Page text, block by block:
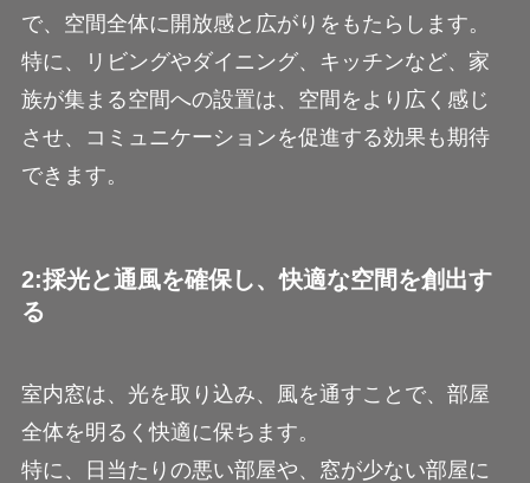
で、空間全体に開放感と広がりをもたらします。
特に、リビングやダイニング、キッチンなど、家
族が集まる空間への設置は、空間をより広く感じ
させ、コミュニケーションを促進する効果も期待
できます。
2:採光と通風を確保し、快適な空間を創出す
る
室内窓は、光を取り込み、風を通すことで、部屋
全体を明るく快適に保ちます。
特に、日当たりの悪い部屋や、窓が少ない部屋に